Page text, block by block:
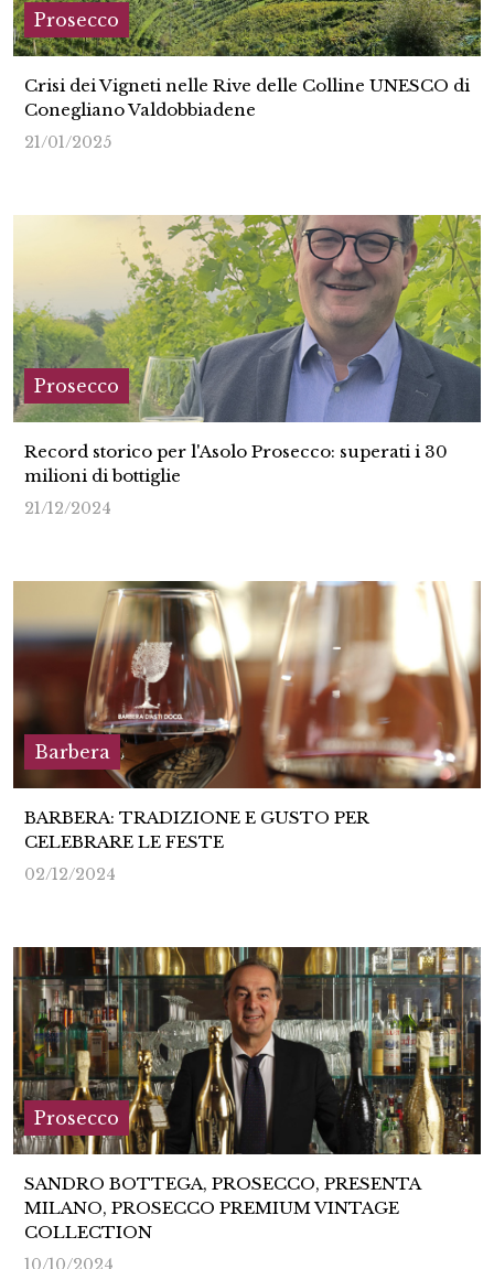
Prosecco
Crisi dei Vigneti nelle Rive delle Colline UNESCO di
Conegliano Valdobbiadene
21/01/2025
Prosecco
Record storico per l'Asolo Prosecco: superati i 30
milioni di bottiglie
21/12/2024
Barbera
BARBERA: TRADIZIONE E GUSTO PER
CELEBRARE LE FESTE
02/12/2024
Prosecco
SANDRO BOTTEGA, PROSECCO, PRESENTA
MILANO, PROSECCO PREMIUM VINTAGE
COLLECTION
10/10/2024